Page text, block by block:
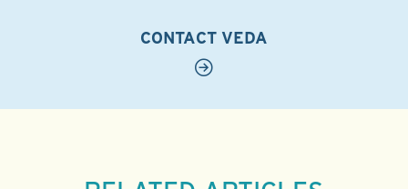
CONTACT VEDA